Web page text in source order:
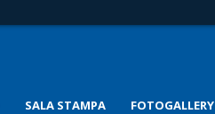
SALA STAMPA FOTOGALLERY